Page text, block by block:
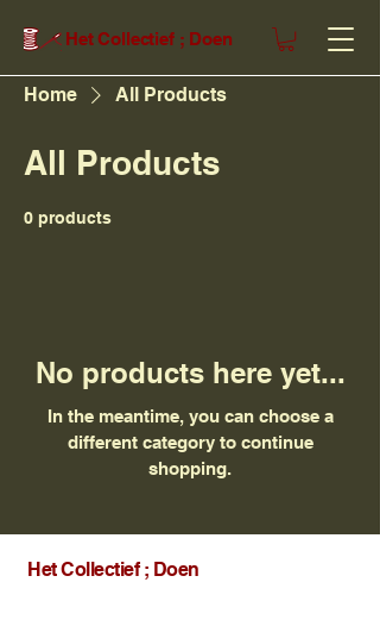
Het Collectief ; Doen
Home All Products
All Products
0 products
No products here yet...
In the meantime, you can choose a
different category to continue
shopping.
Het Collectief ; Doen